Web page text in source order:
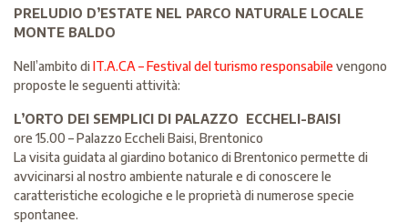
PRELUDIO D’ESTATE NEL PARCO NATURALE LOCALE
MONTE BALDO
Nell’ambito diIT.A.CA – Festival del turismo responsabilevengono
proposte le seguenti attività:
L’ORTO DEI SEMPLICI DI PALAZZO ECCHELI-BAISI
ore 15.00 – Palazzo Eccheli Baisi, Brentonico
La visita guidata al giardino botanico di Brentonico permette di
avvicinarsi al nostro ambiente naturale e di conoscere le
caratteristiche ecologiche e le proprietà di numerose specie
spontanee.